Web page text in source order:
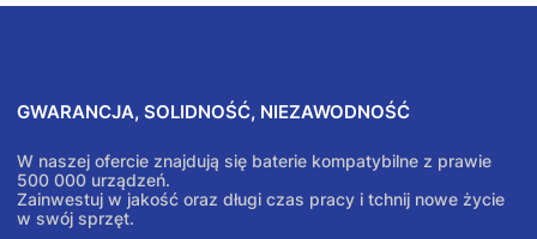
GWARANCJA, SOLIDNOŚĆ, NIEZAWODNOŚĆ
W naszej ofercie znajdują się baterie kompatybilne z prawie
500 000 urządzeń.
Zainwestuj w jakość oraz długi czas pracy i tchnij nowe życie
w swój sprzęt.